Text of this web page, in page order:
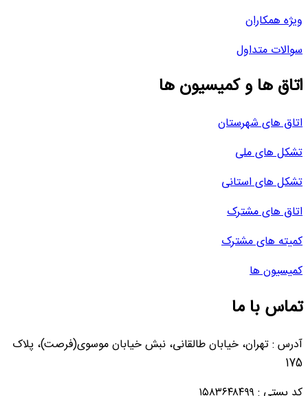
ویژه همکاران
سوالات متداول
اتاق ها و کمیسیون ها
اتاق های شهرستان
تشکل های ملی
تشکل های استانی
اتاق های مشترک
کمیته های مشترک
کمیسیون ها
تماس با ما
آدرس : تهران، خیابان طالقانی، نبش خیابان موسوی(فرصت)، پلاک
175